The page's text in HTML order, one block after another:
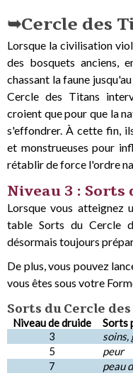
Cercle des
Lorsque la civilisation
des bosquets anciens,
chassant la faune
Cercle des Titans
croient que pour que la
s'effondrer. À cette fin,
et monstrueuses pour
rétablir de force l'ordre
Niveau 3 : Sorts
Lorsque vous atteignez
table Sorts du Cercle
désormais toujours
De plus, vous pouvez
vous êtes sous votre
Sorts du Cercle
Niveau de druide
Sorts
3
soins,
5
peur
7
peau